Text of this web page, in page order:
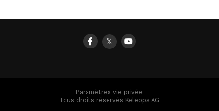
𝕏
Paramètres vie privée
Tous droits réservés Keleops AG